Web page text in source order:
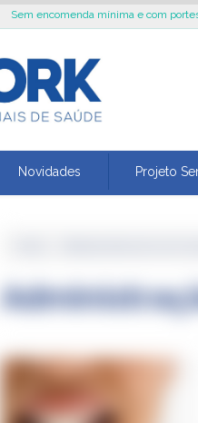
Sem encomenda mínima e com
Novidades Projeto